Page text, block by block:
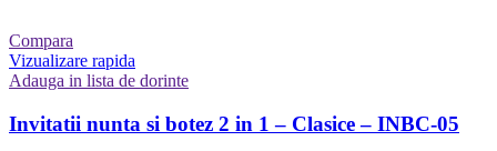
Compara
Vizualizare rapida
Adauga in lista de dorinte
Invitatii nunta si botez 2 in 1 – Clasice – INBC-05